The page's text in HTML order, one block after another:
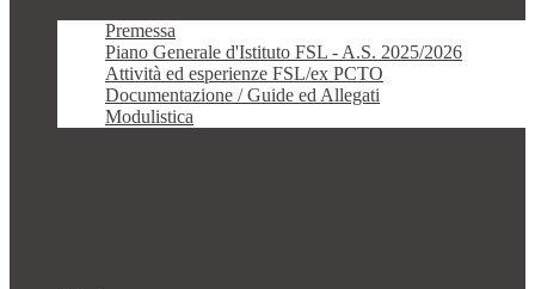
Premessa
Piano Generale d'Istituto FSL - A.S. 2025/2026
Attività ed esperienze FSL/ex PCTO
Documentazione / Guide ed Allegati
Modulistica